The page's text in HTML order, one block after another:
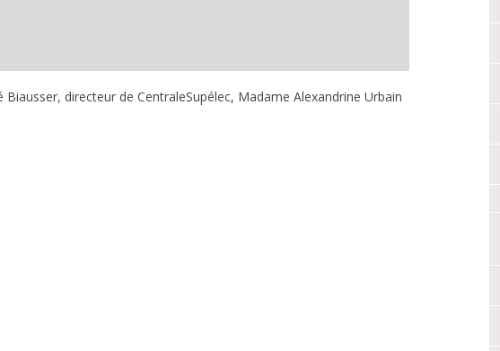
directeur de CentraleSupélec, Madame Alexandrine Urbain